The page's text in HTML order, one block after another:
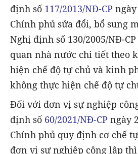
định số 117/2013/NĐ-CP ngày
Chính phủ sửa đổi, bổ sung
Nghị định số 130/2005/NĐ-
quan nhà nước chi tiết theo
hiện chế độ tự chủ và kinh
không thực hiện chế độ tự
Đối với đơn vị sự nghiệp
định số 60/2021/NĐ-CP ngày
Chính phủ quy định cơ chế
đơn vị sự nghiệp công lập